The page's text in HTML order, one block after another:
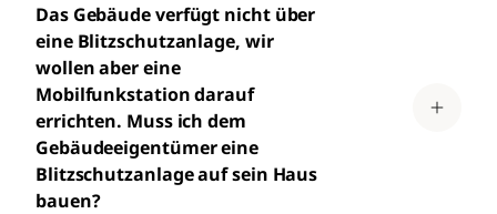
Das Gebäude verfügt nicht über
eine Blitzschutzanlage, wir
wollen aber eine
Mobilfunkstation darauf
errichten. Muss ich dem
Gebäudeeigentümer eine
Blitzschutzanlage auf sein Haus
bauen?